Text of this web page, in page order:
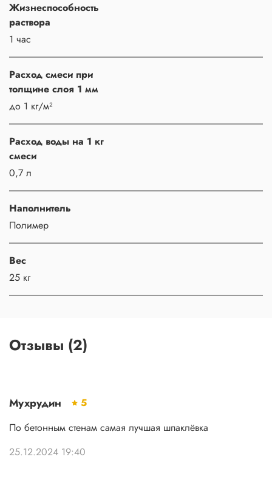
Жизнеспособность
раствора
1 час
Расход смеси при
толщине слоя 1 мм
до 1 кг/м²
Расход воды на 1 кг
смеси
0,7 л
Наполнитель
Полимер
Вес
25 кг
Отзывы (2)
Мухрудин
5
По бетонным стенам самая лучшая шпаклёвка
25.12.2024 19:40